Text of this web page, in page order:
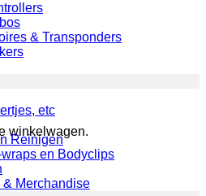
winkelwagen.
& Transponders
etc
Reinigen
wraps en Bodyclips
& Merchandise